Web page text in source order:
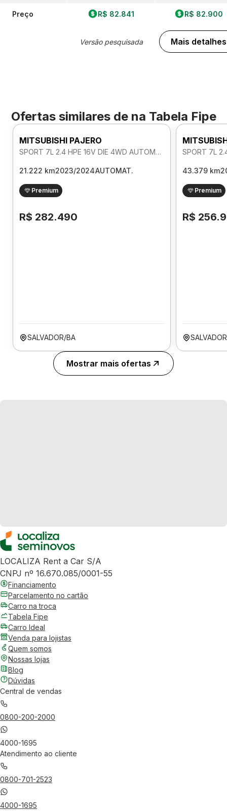
Preço R$ 82.841
Versão pesquisada
R$ 82.900
Mais detalhes
Ofertas similares de na Tabela Fipe
MITSUBISHI PAJERO
SPORT 7L 2.4 HPE 16V DIE 4WD AUTOMATICO
21.222 km2023/2024AUTOMAT.
Premium
R$ 282.490
SALVADOR/BA
43.379 km
Premium
R$
Mostrar mais ofertas
LOCALIZA Rent a Car S/A
CNPJ nº 16.670.085/0001-55
Financiamento
Parcelamento no cartão
Carro na troca
Tabela Fipe
Carro Ideal
Venda para lojistas
Quem somos
Nossas lojas
Blog
Dúvidas
Central de vendas
0800-200-2000
4000-1695
Atendimento ao cliente
0800-701-2523
4000-1695